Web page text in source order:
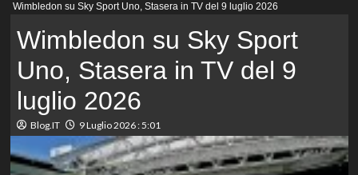
Wimbledon su Sky Sport Uno, Stasera in TV del 9 luglio 2026
Wimbledon su Sky Sport
Uno, Stasera in TV del 9
luglio 2026
Blog.IT 9 Luglio 2026 : 5:01